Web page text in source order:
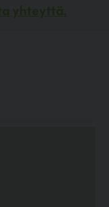
yhteyttä.